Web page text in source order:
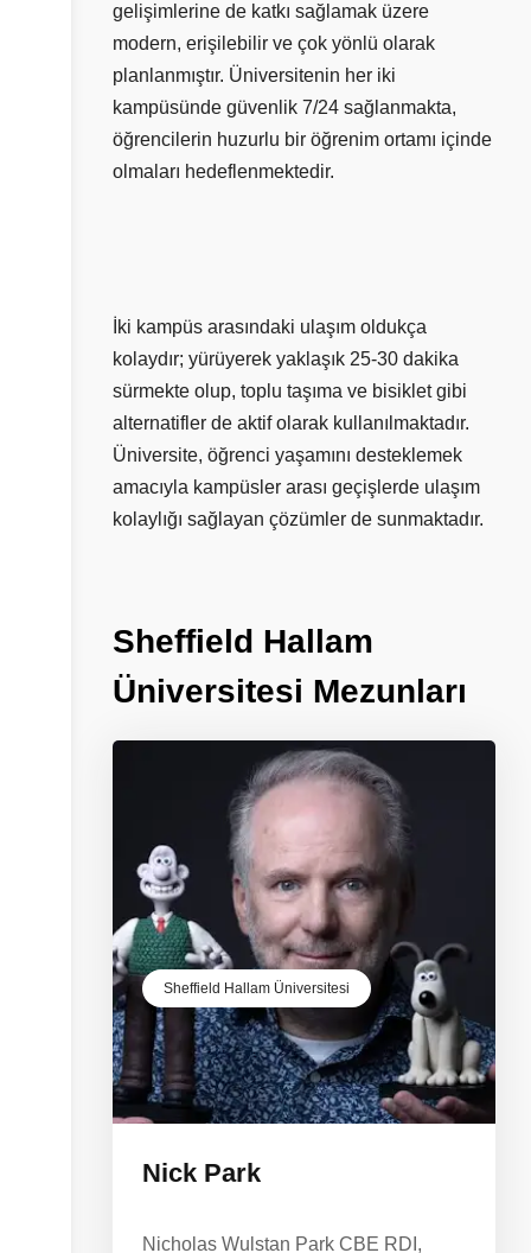
gelişimlerine de katkı sağlamak üzere
modern, erişilebilir ve çok yönlü olarak
planlanmıştır. Üniversitenin her iki
kampüsünde güvenlik 7/24 sağlanmakta,
öğrencilerin huzurlu bir öğrenim ortamı içinde
olmaları hedeflenmektedir.
İki kampüs arasındaki ulaşım oldukça
kolaydır; yürüyerek yaklaşık 25-30 dakika
sürmekte olup, toplu taşıma ve bisiklet gibi
alternatifler de aktif olarak kullanılmaktadır.
Üniversite, öğrenci yaşamını desteklemek
amacıyla kampüsler arası geçişlerde ulaşım
kolaylığı sağlayan çözümler de sunmaktadır.
Sheffield Hallam
Üniversitesi Mezunları
Sheffield Hallam Üniversitesi
Nick Park
Nicholas Wulstan Park CBE RDI,